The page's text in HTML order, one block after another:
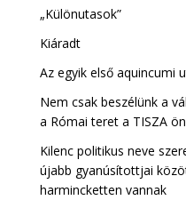
„Különutasok”
Kiáradt
Az egyik első aquincumi
Nem csak beszélünk a
a Római teret a TISZA
Kilenc politikus neve
újabb gyanúsítottjai
harmincketten vannak